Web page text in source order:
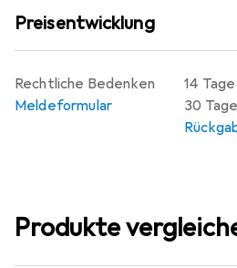
Preisentwicklung
14
30
Rechtliche Bedenken
Meldeformular
Produkte